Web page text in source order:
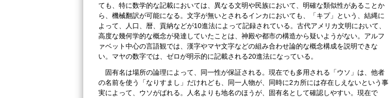
ても、特に数学的な記載においては、異なる文明や民族において、明確な類似性があることか
ら、機械翻訳が可能になる。文字が無いとされるインカにおいても、「キプ」という、結縄に
よって、人口、暦、貢納などが10進法によって記録されている。古代アメリカ文明において、
高度な幾何学的な概念が発達していたことは、神殿や都市の構造から疑いようがない。アルフ
ァベット中心の言語観では、漢字やマヤ文字などの組み合わせ論的な概念構成を説明できな
い。マヤの数字では、ゼロが明示的に記載される20進法になっている。
固有名は場所の論理によって、同一性が保証される。現在でも多用される「ウソ」は、他者
の名前を使う「なりすまし」だけれども、同一人物が、同時に2カ所には存在しえないという事
実によって、ウソがばれる。人名よりも地名のほうが、固有名として確認しやすい。現在で